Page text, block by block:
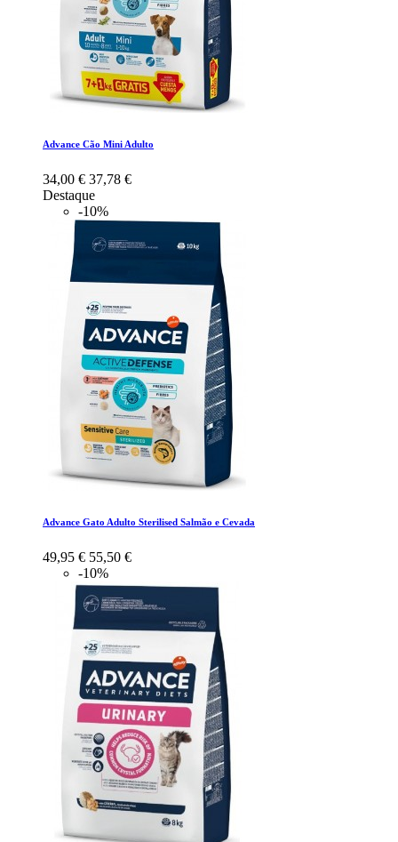
Advance Cão Mini Adulto
34,00 € 37,78 €
Destaque
-10%
Advance Gato Adulto Sterilised Salmão e Cevada
49,95 € 55,50 €
-10%